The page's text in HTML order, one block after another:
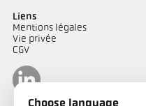
Liens
Mentions légales
Vie privée
CGV